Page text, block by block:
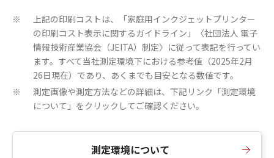
※
上記の印刷コストは、「家庭用インクジェットプリンター
の印刷コスト表示に関するガイドライン」〈社団法人 電子
情報技術産業協会（JEITA）制定〉に従って表記を行ってい
ます。すべて当社測定環境下における参考値（2025年2月
26日現在）であり、あくまでも目安となる数値です。
※
測定画像や測定方法などの詳細は、下記リンク「測定環境
について」をクリックしてご確認ください。
測定環境について